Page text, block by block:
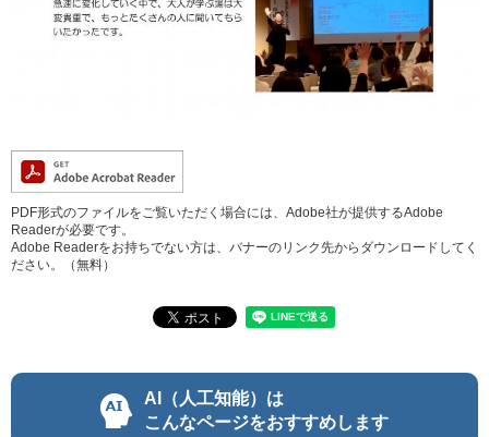
PDF形式のファイルをご覧いただく場合には、Adobe社が提供するAdobe
Readerが必要です。
Adobe Readerをお持ちでない方は、バナーのリンク先からダウンロードしてく
ださい。（無料）
AI（人工知能）は
こんなページをおすすめします